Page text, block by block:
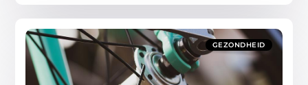
GEZONDHEID